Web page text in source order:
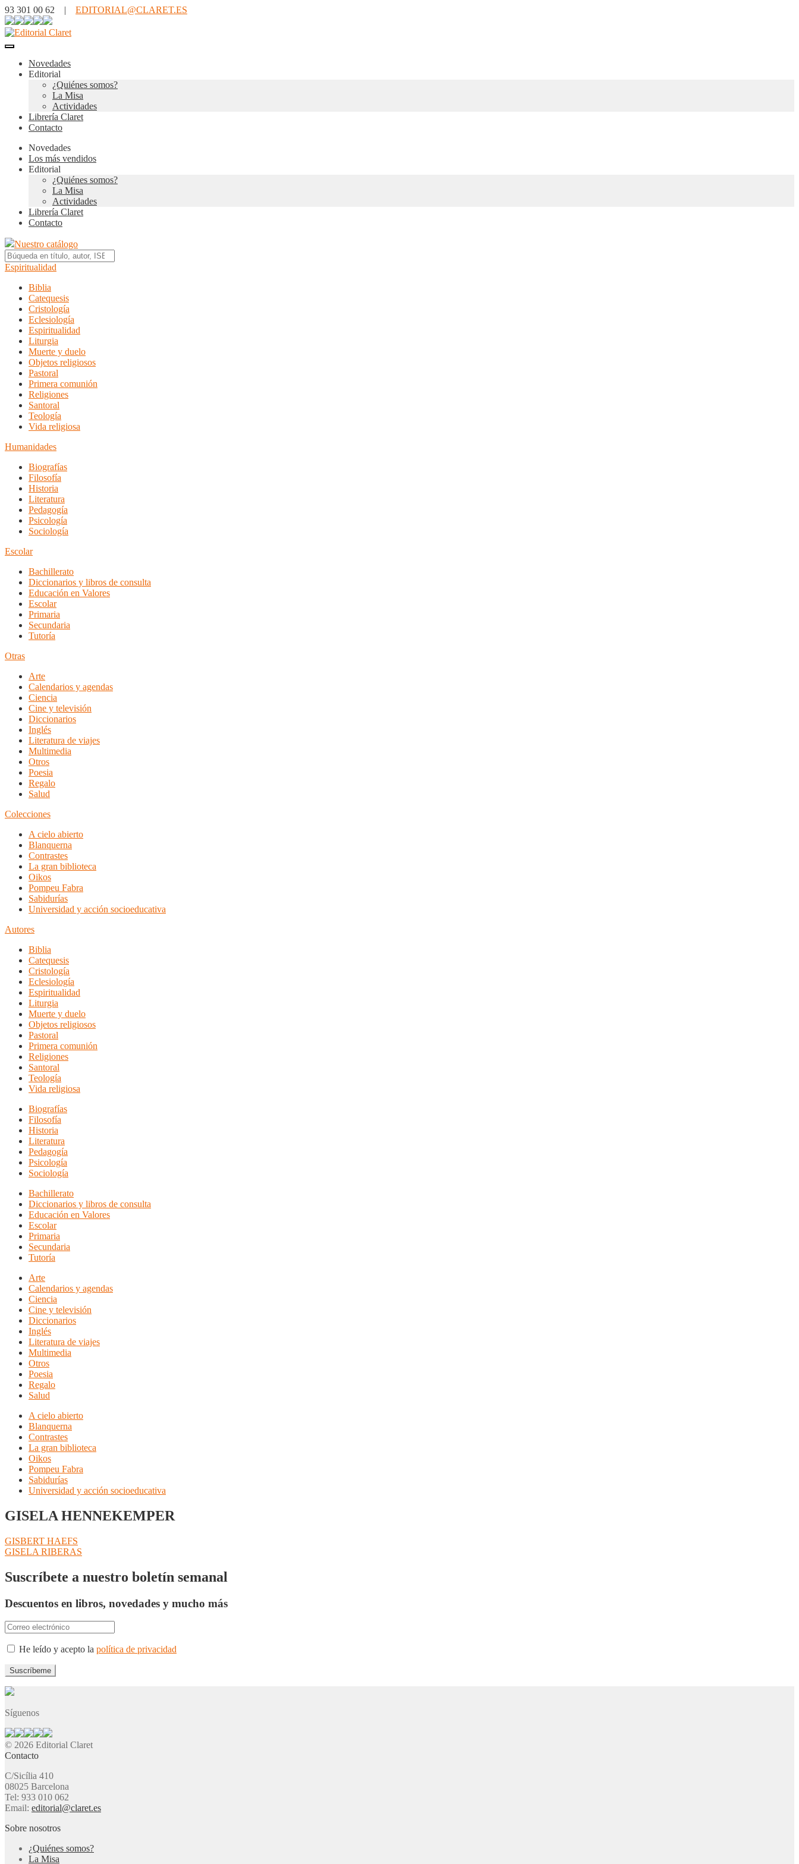
93 301 00 62 | EDITORIAL@CLARET.ES
Novedades
Editorial
¿Quiénes somos?
La Misa
Actividades
Librería Claret
Contacto
Novedades
Los más vendidos
Editorial
¿Quiénes somos?
La Misa
Actividades
Librería Claret
Contacto
Nuestro catálogo
Espiritualidad
Biblia
Catequesis
Cristología
Eclesiología
Espiritualidad
Liturgia
Muerte y duelo
Objetos religiosos
Pastoral
Primera comunión
Religiones
Santoral
Teología
Vida religiosa
Humanidades
Biografías
Filosofía
Historia
Literatura
Pedagogía
Psicología
Sociología
Escolar
Bachillerato
Diccionarios y libros de consulta
Educación en Valores
Escolar
Primaria
Secundaria
Tutoría
Otras
Arte
Calendarios y agendas
Ciencia
Cine y televisión
Diccionarios
Inglés
Literatura de viajes
Multimedia
Otros
Poesia
Regalo
Salud
Colecciones
A cielo abierto
Blanquerna
Contrastes
La gran biblioteca
Oikos
Pompeu Fabra
Sabidurías
Universidad y acción socioeducativa
Autores
Biblia
Catequesis
Cristología
Eclesiología
Espiritualidad
Liturgia
Muerte y duelo
Objetos religiosos
Pastoral
Primera comunión
Religiones
Santoral
Teología
Vida religiosa
Biografías
Filosofía
Historia
Literatura
Pedagogía
Psicología
Sociología
Bachillerato
Diccionarios y libros de consulta
Educación en Valores
Escolar
Primaria
Secundaria
Tutoría
Arte
Calendarios y agendas
Ciencia
Cine y televisión
Diccionarios
Inglés
Literatura de viajes
Multimedia
Otros
Poesia
Regalo
Salud
A cielo abierto
Blanquerna
Contrastes
La gran biblioteca
Oikos
Pompeu Fabra
Sabidurías
Universidad y acción socioeducativa
GISELA HENNEKEMPER
Navegación
de
entradas
Anterior:
GISBERT HAEFS
Siguiente:
GISELA RIBERAS
Suscríbete a nuestro boletín semanal
Descuentos en libros, novedades y mucho más
He leído y acepto la política de privacidad
Síguenos
© 2026 Editorial Claret
Contacto
C/Sicília 410
08025 Barcelona
Tel: 933 010 062
Email: editorial@claret.es
Sobre nosotros
¿Quiénes somos?
La Misa